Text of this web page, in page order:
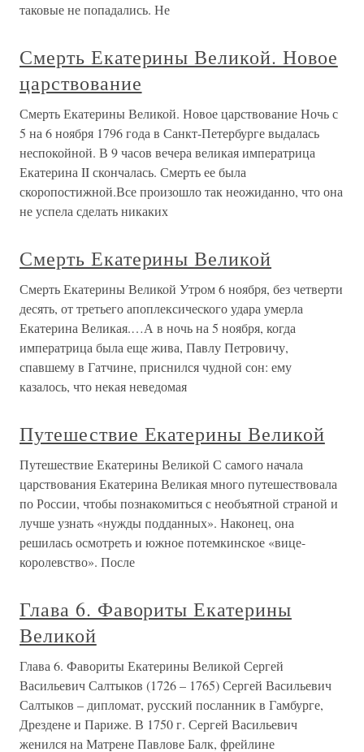
таковые не попадались. Не
Смерть Екатерины Великой. Новое
царствование
Смерть Екатерины Великой. Новое царствование Ночь с
5 на 6 ноября 1796 года в Санкт-Петербурге выдалась
неспокойной. В 9 часов вечера великая императрица
Екатерина II скончалась. Смерть ее была
скоропостижной.Все произошло так неожиданно, что она
не успела сделать никаких
Смерть Екатерины Великой
Смерть Екатерины Великой Утром 6 ноября, без четверти
десять, от третьего апоплексического удара умерла
Екатерина Великая.…А в ночь на 5 ноября, когда
императрица была еще жива, Павлу Петровичу,
спавшему в Гатчине, приснился чудной сон: ему
казалось, что некая неведомая
Путешествие Екатерины Великой
Путешествие Екатерины Великой С самого начала
царствования Екатерина Великая много путешествовала
по России, чтобы познакомиться с необъятной страной и
лучше узнать «нужды подданных». Наконец, она
решилась осмотреть и южное потемкинское «вице-
королевство». После
Глава 6. Фавориты Екатерины
Великой
Глава 6. Фавориты Екатерины Великой Сергей
Васильевич Салтыков (1726 – 1765) Сергей Васильевич
Салтыков – дипломат, русский посланник в Гамбурге,
Дрездене и Париже. В 1750 г. Сергей Васильевич
женился на Матрене Павлове Балк, фрейлине